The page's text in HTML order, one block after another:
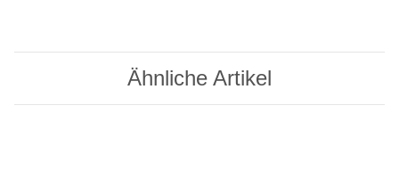
Ähnliche Artikel